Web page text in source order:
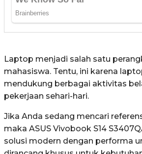
Laptop menjadi salah satu
mahasiswa. Tentu, ini karena
mendukung berbagai aktivitas
pekerjaan sehari-hari.
Jika Anda sedang mencari
maka ASUS Vivobook S14
solusi modern dengan performa